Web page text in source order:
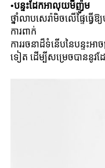
•បន្ទះដែកអាលុយមីញ៉ូម
ថ្នាំលាបសេរ៉ាមិចលើផ្ទៃធ្
ការពាក់
ការរចនាដ៏ទំនើបនៃបន្ទះអ
ទៀត ដើម្បីសម្រេចបាននូវដ